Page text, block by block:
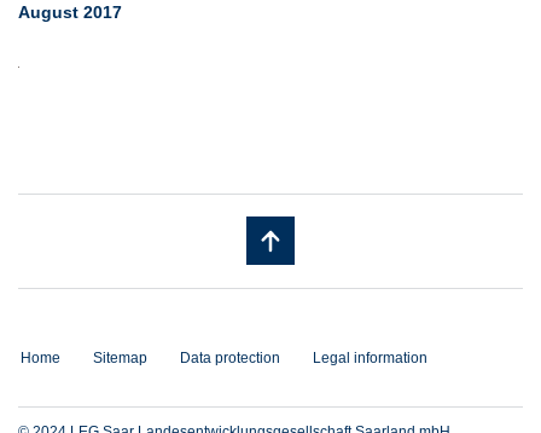
August 2017
Home Sitemap Data protection Legal information